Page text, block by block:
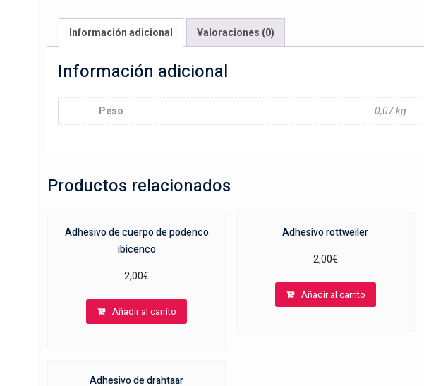
Información adicional Valoraciones (0)
Información adicional
Peso 0,07 kg
Productos relacionados
Adhesivo de cuerpo de podenco
ibicenco
2,00€
Añadir al carrito
Adhesivo rottweiler
2,00€
Añadir al carrito
Adhesivo de drahtaar